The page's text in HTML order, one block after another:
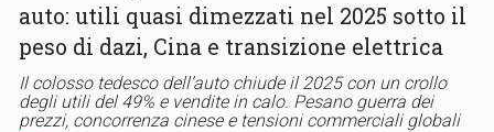
auto: utili quasi dimezzati nel 2025 sotto il
peso di dazi, Cina e transizione elettrica
Il colosso tedesco dell’auto chiude il 2025 con un crollo
degli utili del 49% e vendite in calo. Pesano guerra dei
prezzi, concorrenza cinese e tensioni commerciali globali